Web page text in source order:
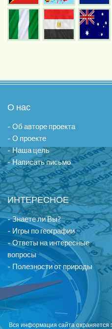
О нас
- Об авторе проекта
- О проекте
- Наша цель
- Написать письмо
ИНТЕРЕСНОЕ
- Знаете ли Вы?
- Игры по географии
- Ответы на интересные
вопросы
- Полезности от природы
Вся информация сайта охраняется